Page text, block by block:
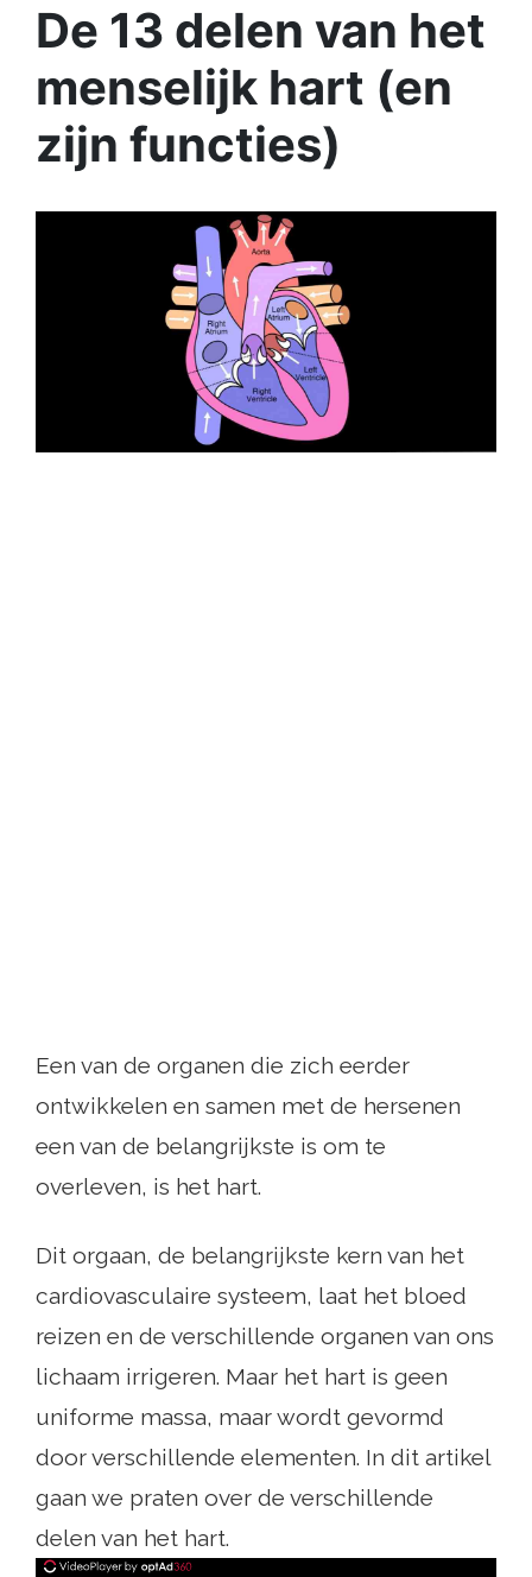
De 13 delen van het
menselijk hart (en
zijn functies)
Een van de organen die zich eerder
ontwikkelen en samen met de hersenen
een van de belangrijkste is om te
overleven, is het hart.
Dit orgaan, de belangrijkste kern van het
cardiovasculaire systeem, laat het bloed
reizen en de verschillende organen van ons
lichaam irrigeren. Maar het hart is geen
uniforme massa, maar wordt gevormd
door verschillende elementen. In dit artikel
gaan we praten over de verschillende
delen van het hart.